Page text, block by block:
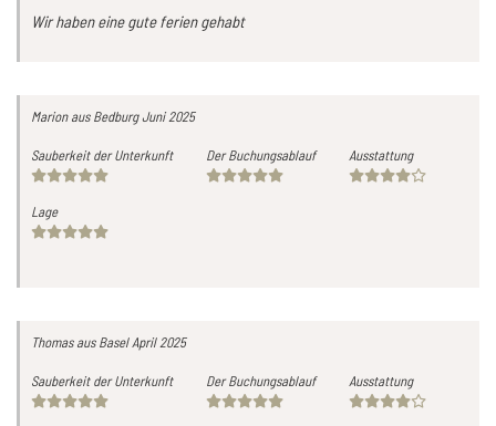
Wir haben eine gute ferien gehabt
Marionaus BedburgJuni 2025
Sauberkeit der Unterkunft Der Buchungsablauf Ausstattung
Lage
Thomasaus Basel April 2025
Sauberkeit der Unterkunft Der Buchungsablauf Ausstattung